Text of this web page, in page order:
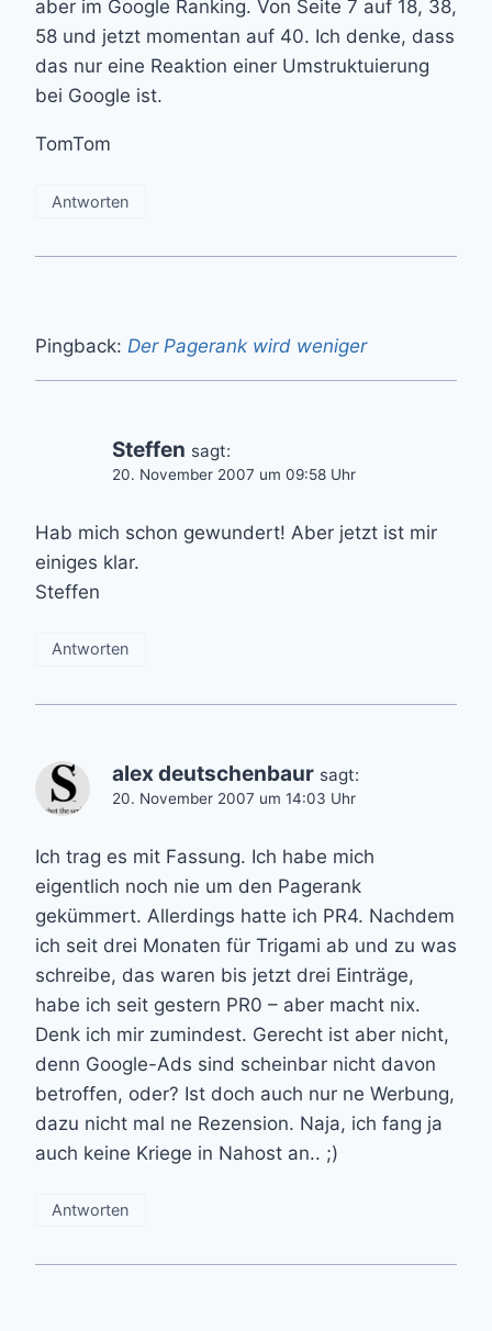
aber im Google Ranking. Von Seite 7 auf 18, 38,
58 und jetzt momentan auf 40. Ich denke, dass
das nur eine Reaktion einer Umstruktuierung
bei Google ist.
TomTom
Antworten
Pingback: Der Pagerank wird weniger
Steffen sagt:
20. November 2007 um 09:58 Uhr
Hab mich schon gewundert! Aber jetzt ist mir
einiges klar.
Steffen
Antworten
alex deutschenbaur sagt:
20. November 2007 um 14:03 Uhr
Ich trag es mit Fassung. Ich habe mich
eigentlich noch nie um den Pagerank
gekümmert. Allerdings hatte ich PR4. Nachdem
ich seit drei Monaten für Trigami ab und zu was
schreibe, das waren bis jetzt drei Einträge,
habe ich seit gestern PR0 – aber macht nix.
Denk ich mir zumindest. Gerecht ist aber nicht,
denn Google-Ads sind scheinbar nicht davon
betroffen, oder? Ist doch auch nur ne Werbung,
dazu nicht mal ne Rezension. Naja, ich fang ja
auch keine Kriege in Nahost an.. ;)
Antworten